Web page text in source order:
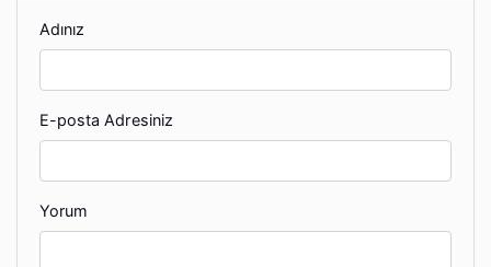
Adınız
E-posta Adresiniz
Yorum